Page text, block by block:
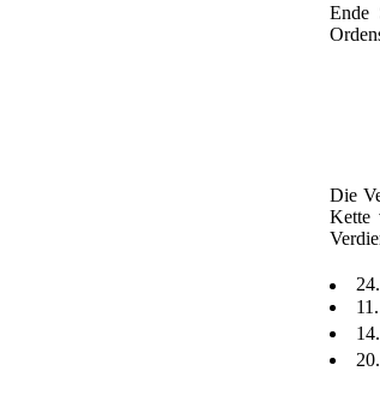
Ende
Die
Kette